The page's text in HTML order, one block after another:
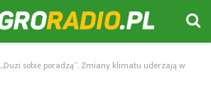
„Duzi sobie poradzą”. Zmiany klimatu uderzają w